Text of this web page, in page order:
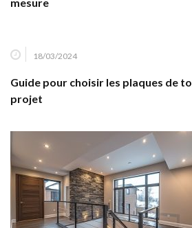
18/03/2024
Guide pour choisir les plaques de
projet